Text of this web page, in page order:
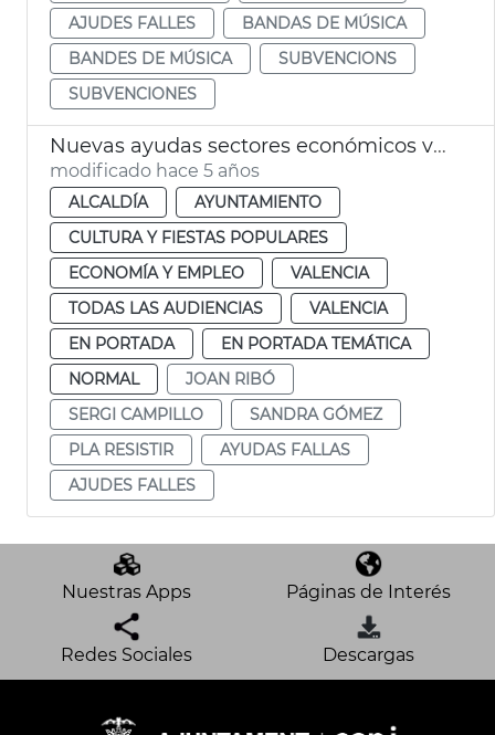
AJUDES FALLES
BANDAS DE MÚSICA
BANDES DE MÚSICA
SUBVENCIONS
SUBVENCIONES
Nuevas ayudas sectores económicos vinculados a las Fallas
modificado hace 5 años
ALCALDÍA
AYUNTAMIENTO
CULTURA Y FIESTAS POPULARES
ECONOMÍA Y EMPLEO
VALENCIA
TODAS LAS AUDIENCIAS
VALENCIA
EN PORTADA
EN PORTADA TEMÁTICA
NORMAL
JOAN RIBÓ
SERGI CAMPILLO
SANDRA GÓMEZ
PLA RESISTIR
AYUDAS FALLAS
AJUDES FALLES
Nuestras Apps Páginas de Interés
Redes Sociales Descargas